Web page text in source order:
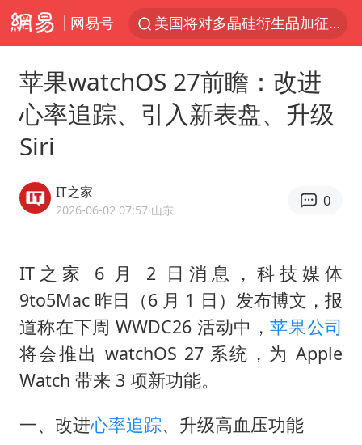
网易号
美国将对多晶硅衍生品加征15%关税
改名后的“青海拉面”店
勒沃库森U17主帅盛赞赵松源
1岁宝宝碰坏纸巾盒 宝妈被索赔924元
97岁英国奶奶飞上天再破吉尼斯纪录
“空调24小时开着更省电”不实
“不建议大家买深色蛋糕”
男子结婚8年3个女儿均非亲生
苹果watchOS 27前瞻：改进
心率追踪、引入新表盘、升级
Siri
IT之家
2026-06-02 07:57·山东
0
IT之家 6 月 2 日消息，科技媒体
9to5Mac 昨日（6 月 1 日）发布博文，报
道称在下周 WWDC26 活动中，苹果公司
将会推出 watchOS 27 系统，为 Apple
Watch 带来 3 项新功能。
一、改进心率追踪、升级高血压功能